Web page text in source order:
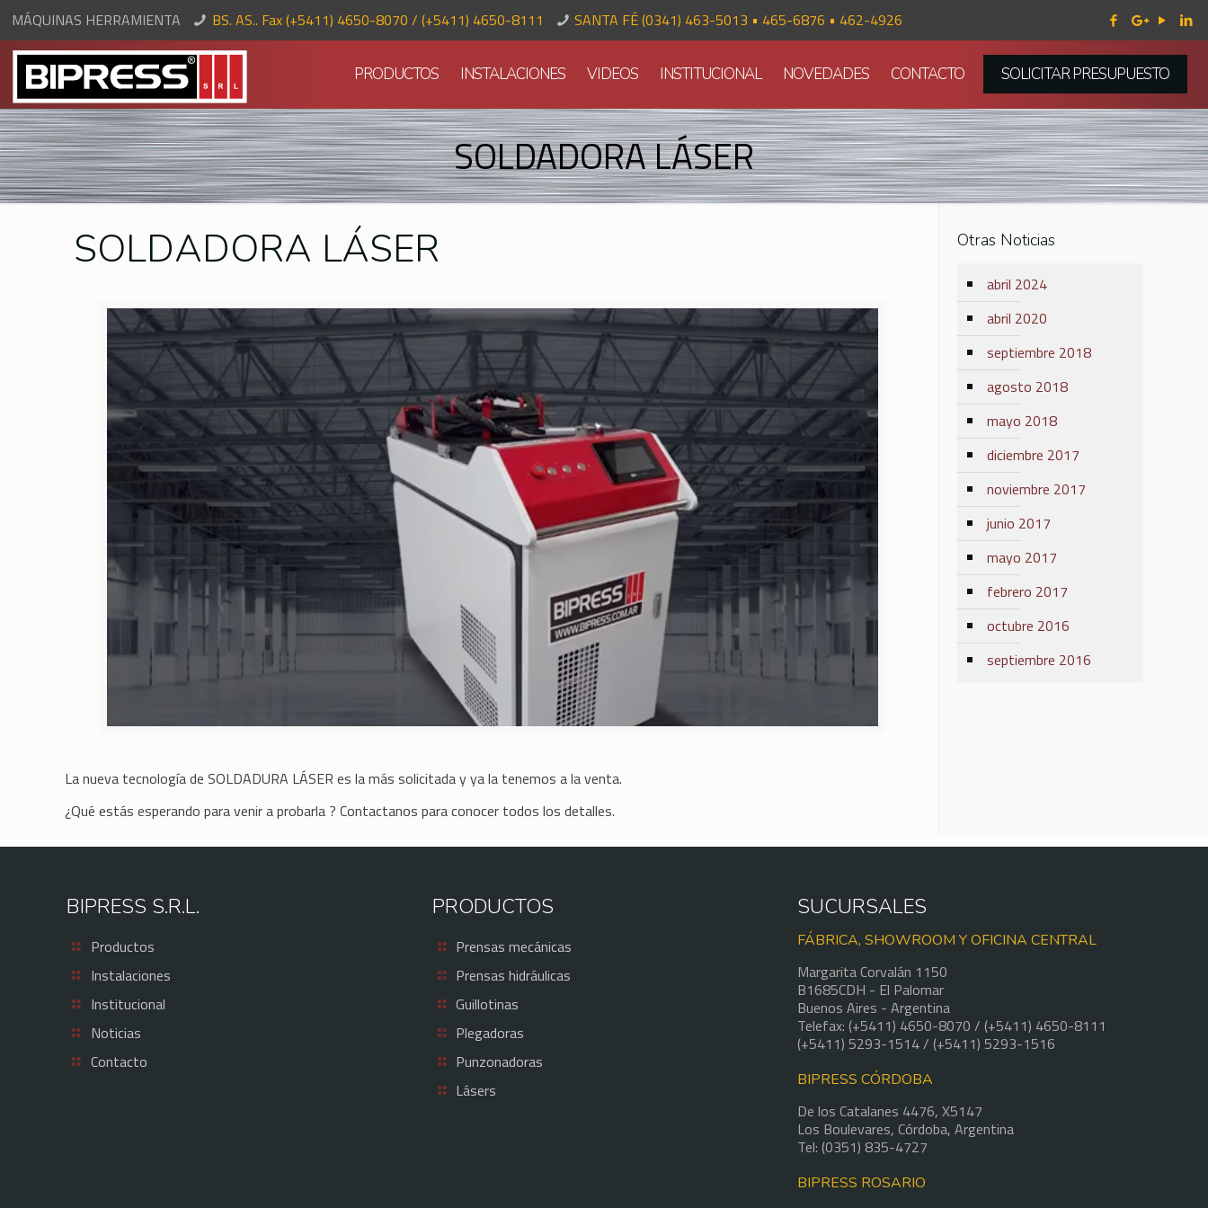
MÁQUINAS HERRAMIENTA BS. AS.. Fax (+5411) 4650-8070 / (+5411) 4650-8111 SANTA FÉ (0341) 463-5013 • 465-6876 • 462-4926
PRODUCTOS INSTALACIONES VIDEOS INSTITUCIONAL NOVEDADES CONTACTO SOLICITAR PRESUPUESTO
SOLDADORA LÁSER
SOLDADORA LÁSER
La nueva tecnología de SOLDADURA LÁSER es la más solicitada y ya la tenemos a la venta.
¿Qué estás esperando para venir a probarla ? Contactanos para conocer todos los detalles.
Otras Noticias
abril 2024
abril 2020
septiembre 2018
agosto 2018
mayo 2018
diciembre 2017
noviembre 2017
junio 2017
mayo 2017
febrero 2017
octubre 2016
septiembre 2016
BIPRESS S.R.L.
Productos
Instalaciones
Institucional
Noticias
Contacto
PRODUCTOS
Prensas mecánicas
Prensas hidráulicas
Guillotinas
Plegadoras
Punzonadoras
Lásers
SUCURSALES
FÁBRICA, SHOWROOM Y OFICINA CENTRAL
Margarita Corvalán 1150
B1685CDH - El Palomar
Buenos Aires - Argentina
Telefax: (+5411) 4650-8070 / (+5411) 4650-8111
(+5411) 5293-1514 / (+5411) 5293-1516
BIPRESS CÓRDOBA
De los Catalanes 4476, X5147
Los Boulevares, Córdoba, Argentina
Tel: (0351) 835-4727
BIPRESS ROSARIO